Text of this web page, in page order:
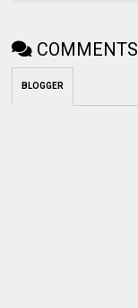
COMMENTS
BLOGGER